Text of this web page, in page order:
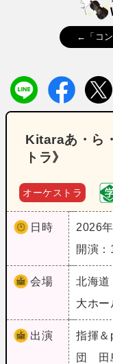
←「コ
Kitaraあ・ら
トラ》
オーケストラ
日時
2026
開演
会場 北海道
大ホー
出演
指揮
団 田